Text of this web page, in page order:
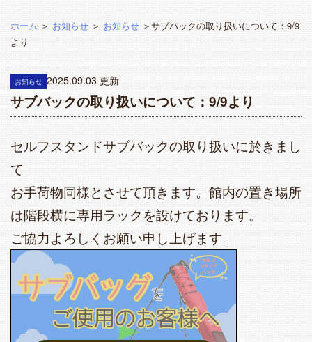
ホーム ＞ お知らせ ＞ お知らせ ＞サブバックの取り扱いについて：9/9
より
お知らせ 2025.09.03 更新
サブバックの取り扱いについて：9/9より
セルフスタンドサブバックの取り扱いに於きまし
て
お手荷物同様とさせて頂きます。館内の置き場所
は階段横に専用ラックを設けております。
ご協力よろしくお願い申し上げます。
サブバッグ
サブバッグを
を
ご使用のお客様へ
ご使用のお客様へ
セルフ
スタンド
バッグ